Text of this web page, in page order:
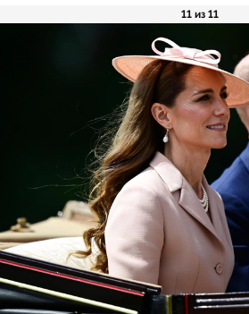
11 из 11